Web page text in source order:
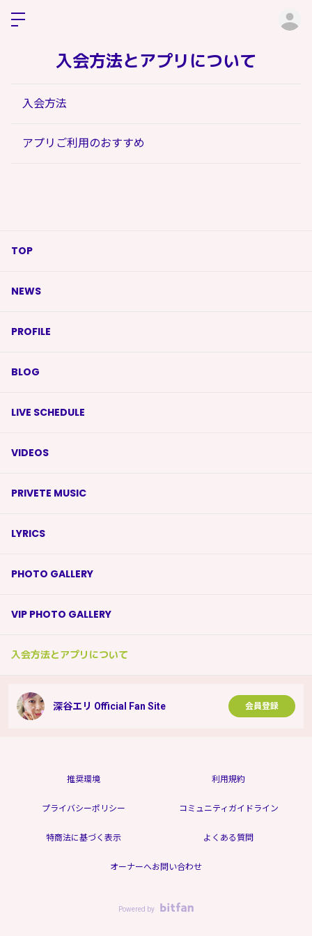
入会方法とアプリについて
入会方法
アプリご利用のおすすめ
TOP
NEWS
PROFILE
BLOG
LIVE SCHEDULE
VIDEOS
PRIVETE MUSIC
LYRICS
PHOTO GALLERY
VIP PHOTO GALLERY
入会方法とアプリについて
深谷エリ Official Fan Site 会員登録
推奨環境 利用規約
プライバシーポリシー コミュニティガイドライン
特商法に基づく表示 よくある質問
オーナーへお問い合わせ
Powered by